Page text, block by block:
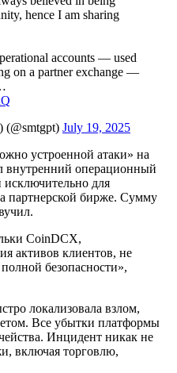
hence I am sharing
accounts — used
on a partner exchange —
July 19, 2025
устроенной атаки» на
внутренний операционный
для
партнерской бирже. Сумму
CoinDCX,
активов клиентов, не
безопасности»,
локализовала взлом,
Все убытки платформы
Инцидент никак не
включая торговлю,